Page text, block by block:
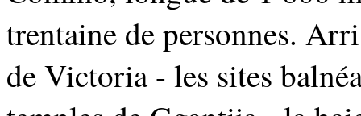
trentaine de personnes.
de Victoria - les sites